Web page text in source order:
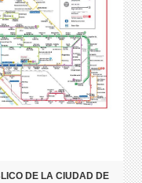
DE LA CIUDAD DE